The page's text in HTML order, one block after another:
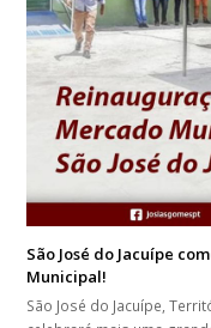
São José do Jacuípe
Municipal!
São José do Jacuípe,